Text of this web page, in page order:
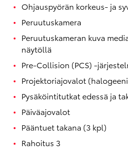
Ohjauspyörän korkeus- ja
Peruutuskamera
Peruutuskameran kuva
näytöllä
Pre-Collision (PCS) -
Projektoriajovalot
Pysäköintitutkat edessä ja
Päiväajovalot
Pääntuet takana (3 kpl)
Rahoitus 3